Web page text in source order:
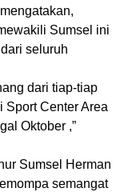
Sumsel ini
seluruh
dari tiap-tiap
Sport Center Area
Oktober ,”
Sumsel Herman
semangat